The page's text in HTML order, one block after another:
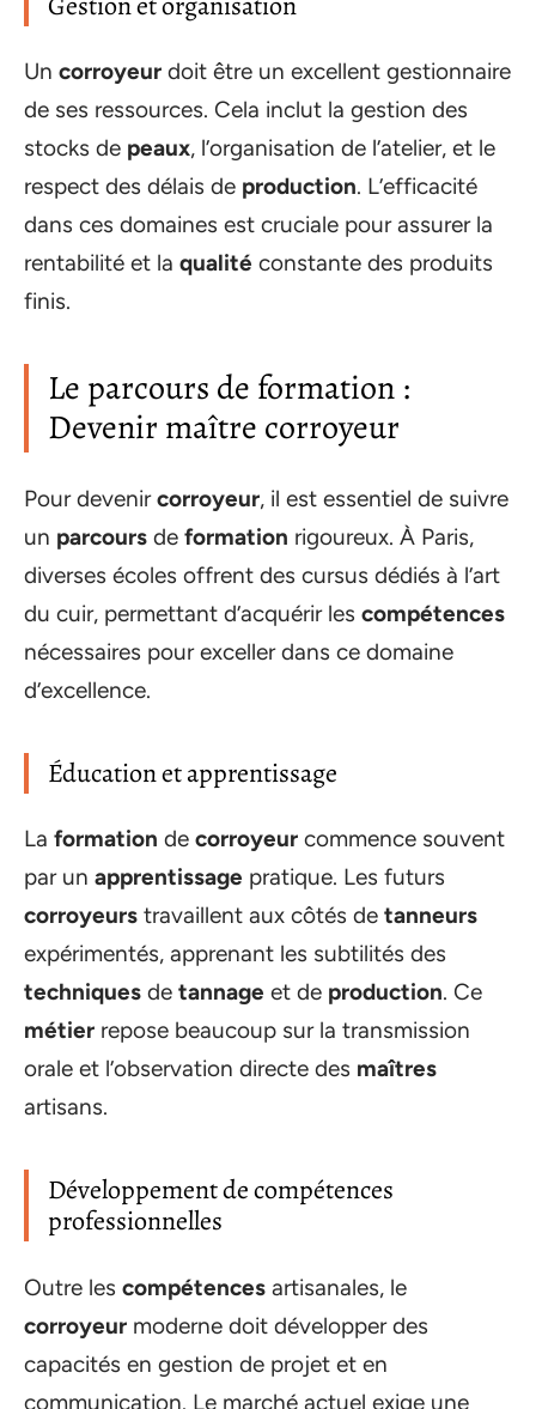
Un corroyeur doit être un excellent gestionnaire
de ses ressources. Cela inclut la gestion des
stocks de peaux, l’organisation de l’atelier, et le
respect des délais de production. L’efficacité
dans ces domaines est cruciale pour assurer la
rentabilité et la qualité constante des produits
finis.
Le parcours de formation :
Devenir maître corroyeur
Pour devenircorroyeur, il est essentiel de suivre
un parcours de formation rigoureux. À Paris,
diverses écoles offrent des cursus dédiés à l’art
du cuir, permettant d’acquérir les compétences
nécessaires pour exceller dans ce domaine
d’excellence.
Éducation et apprentissage
La formation de corroyeur commence souvent
par un apprentissage pratique. Les futurs
corroyeurs travaillent aux côtés de tanneurs
expérimentés, apprenant les subtilités des
techniques de tannage et de production. Ce
métier repose beaucoup sur la transmission
orale et l’observation directe des maîtres
artisans.
Développement de compétences
professionnelles
Outre les compétences artisanales, le
corroyeur moderne doit développer des
capacités en gestion de projet et en
communication. Le marché actuel exige une